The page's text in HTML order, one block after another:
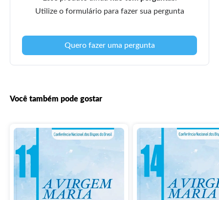
Utilize o formulário para fazer sua pergunta
Quero fazer uma pergunta
Você também pode gostar